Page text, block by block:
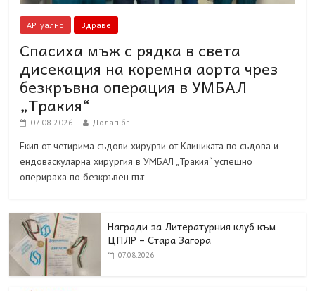
АРТуално Здраве
Спасиха мъж с рядка в света
дисекация на коремна аорта чрез
безкръвна операция в УМБАЛ
„Тракия“
07.08.2026 Долап.бг
Екип от четирима съдови хирурзи от Клиниката по съдова и
ендоваскуларна хирургия в УМБАЛ „Тракия“ успешно
оперираха по безкръвен път
Награди за Литературния клуб към
ЦПЛР – Стара Загора
07.08.2026